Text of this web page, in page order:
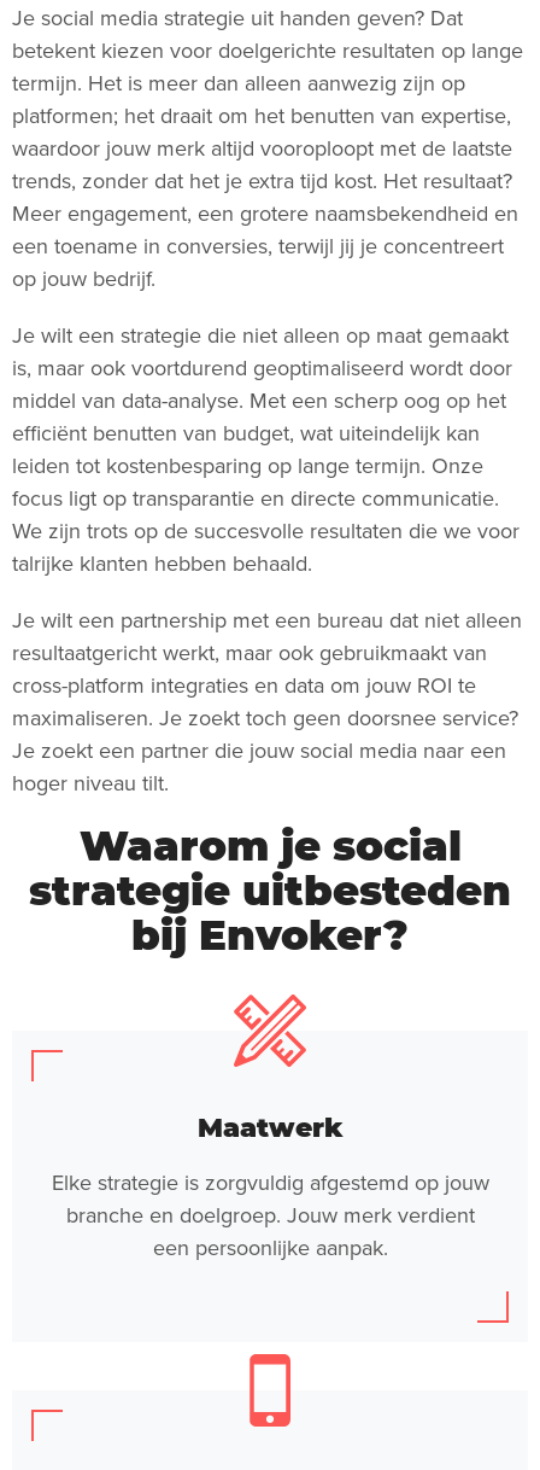
Je social media strategie uit handen geven? Dat
betekent kiezen voor doelgerichte resultaten op lange
termijn. Het is meer dan alleen aanwezig zijn op
platformen; het draait om het benutten van expertise,
waardoor jouw merk altijd vooroploopt met de laatste
trends, zonder dat het je extra tijd kost. Het resultaat?
Meer engagement, een grotere naamsbekendheid en
een toename in conversies, terwijl jij je concentreert
op jouw bedrijf.
Je wilt een strategie die niet alleen op maat gemaakt
is, maar ook voortdurend geoptimaliseerd wordt door
middel van data-analyse. Met een scherp oog op het
efficiënt benutten van budget, wat uiteindelijk kan
leiden tot kostenbesparing op lange termijn. Onze
focus ligt op transparantie en directe communicatie.
We zijn trots op de succesvolle resultaten die we voor
talrijke klanten hebben behaald.
Je wilt een partnership met een bureau dat niet alleen
resultaatgericht werkt, maar ook gebruikmaakt van
cross-platform integraties en data om jouw ROI te
maximaliseren. Je zoekt toch geen doorsnee service?
Je zoekt een partner die jouw social media naar een
hoger niveau tilt.
Waarom je social
strategie uitbesteden
bij Envoker?
Maatwerk
Elke strategie is zorgvuldig afgestemd op jouw
branche en doelgroep. Jouw merk verdient
een persoonlijke aanpak.